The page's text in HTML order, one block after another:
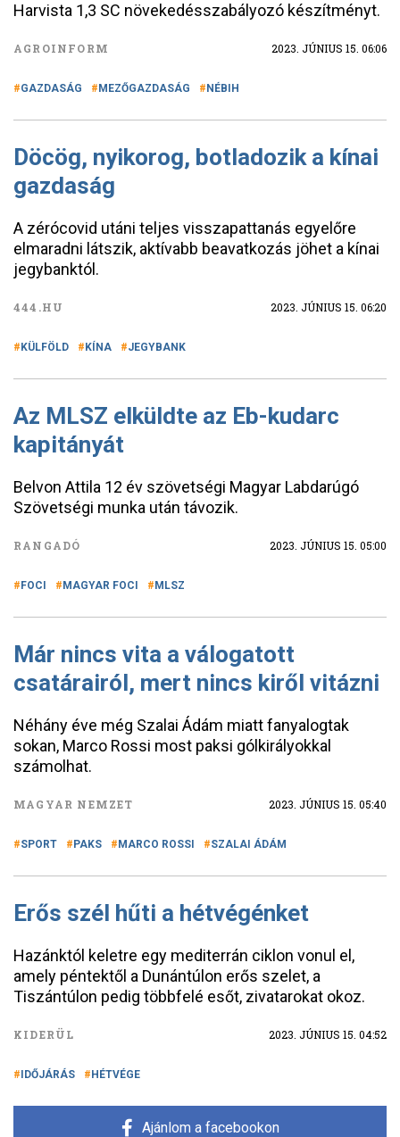
Harvista 1,3 SC növekedésszabályozó készítményt.
AGROINFORM 2023. JÚNIUS 15. 06:06
GAZDASÁG MEZŐGAZDASÁG NÉBIH
Döcög, nyikorog, botladozik a kínai
gazdaság
A zérócovid utáni teljes visszapattanás egyelőre
elmaradni látszik, aktívabb beavatkozás jöhet a kínai
jegybanktól.
444.HU 2023. JÚNIUS 15. 06:20
KÜLFÖLD KÍNA JEGYBANK
Az MLSZ elküldte az Eb-kudarc
kapitányát
Belvon Attila 12 év szövetségi Magyar Labdarúgó
Szövetségi munka után távozik.
RANGADÓ 2023. JÚNIUS 15. 05:00
FOCI MAGYAR FOCI MLSZ
Már nincs vita a válogatott
csatárairól, mert nincs kiről vitázni
Néhány éve még Szalai Ádám miatt fanyalogtak
sokan, Marco Rossi most paksi gólkirályokkal
számolhat.
MAGYAR NEMZET 2023. JÚNIUS 15. 05:40
SPORT PAKS MARCO ROSSI SZALAI ÁDÁM
Erős szél hűti a hétvégénket
Hazánktól keletre egy mediterrán ciklon vonul el,
amely péntektől a Dunántúlon erős szelet, a
Tiszántúlon pedig többfelé esőt, zivatarokat okoz.
KIDERÜL 2023. JÚNIUS 15. 04:52
IDŐJÁRÁS HÉTVÉGE
Ajánlom a facebookon